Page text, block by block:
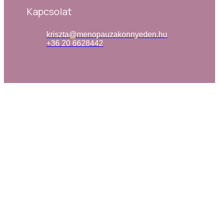
Kapcsolat
kriszta@menopauzakonnyeden.hu
+36 20 6628442